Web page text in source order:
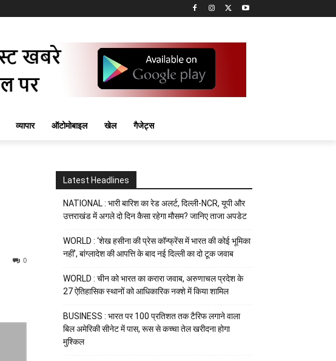
व्यापार ऑटोमोबाइल खेल गैजेट्स
0
Latest Headlines
NATIONAL : भारी बारिश का रेड अलर्ट, दिल्ली-NCR, यूपी और
उत्तराखंड में अगले दो दिन कैसा रहेगा मौसम? जानिए ताजा अपडेट
WORLD : ‘शेख हसीना की प्रेस कॉन्फ्रेंस में भारत की कोई भूमिका
नहीं’, बांग्लादेश की आपत्ति के बाद नई दिल्ली का दो टूक जवाब
WORLD : चीन को भारत का करारा जवाब, अरुणाचल प्रदेश के
27 ऐतिहासिक स्थानों को आधिकारिक नक्शे में किया शामिल
BUSINESS : भारत पर 100 प्रतिशत तक टैरिफ लगाने वाला
बिल अमेरिकी सीनेट में पास, रूस से कच्चा तेल खरीदना होगा
मुश्किल